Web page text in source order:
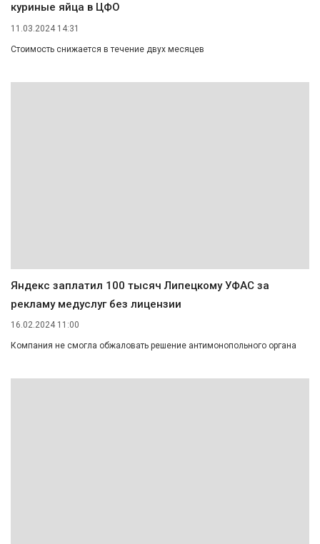
куриные яйца в ЦФО
11.03.2024 14:31
Стоимость снижается в течение двух месяцев
Яндекс заплатил 100 тысяч Липецкому УФАС за
рекламу медуслуг без лицензии
16.02.2024 11:00
Компания не смогла обжаловать решение антимонопольного органа